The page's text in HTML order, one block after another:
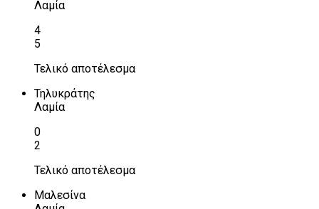
Λαμία
4
5
Τελικό αποτέλεσμα
Τηλυκράτης
Λαμία
0
2
Τελικό αποτέλεσμα
Μαλεσίνα